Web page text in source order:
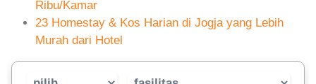
Ribu/Kamar
23 Homestay & Kos Harian di Jogja yang Lebih
Murah dari Hotel